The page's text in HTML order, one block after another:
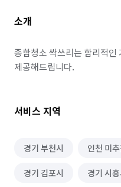
소개
종합청소 싹쓰리는 합리적인
제공해드립니다.
서비스 지역
경기 부천시 인천 미
경기 김포시 경기 시흥